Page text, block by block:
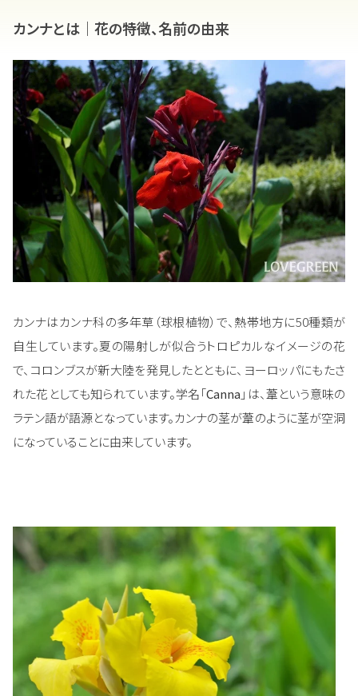
カンナとは｜花の特徴、名前の由来
カンナはカンナ科の多年草（球根植物）で、熱帯地方に50種類が
自生しています。夏の陽射しが似合うトロピカルなイメージの花
で、コロンブスが新大陸を発見したとともに、ヨーロッパにもたさ
れた花としても知られています。学名「Canna 」は、葦という意味の
ラテン語が語源となっています。カンナの茎が葦のように茎が空洞
になっていることに由来しています。